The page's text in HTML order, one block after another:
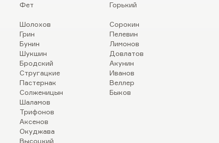
Фет
Горький
Шолохов
Грин
Бунин
Шукшин
Бродский
Стругацкие
Пастернак
Солженицын
Шаламов
Трифонов
Аксенов
Окуджава
Высоцкий
Сорокин
Пелевин
Лимонов
Довлатов
Акунин
Иванов
Веллер
Быков